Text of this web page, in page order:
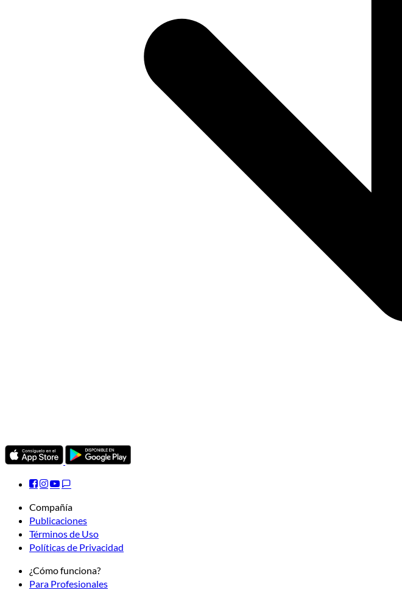
Compañía
Publicaciones
Términos de Uso
Políticas de Privacidad
¿Cómo funciona?
Para Profesionales